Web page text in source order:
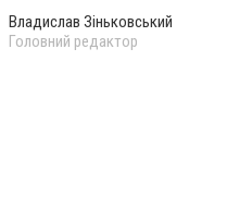
Владислав Зіньковський
Головний редактор